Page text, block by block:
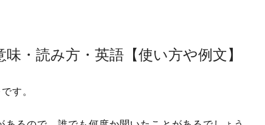
味・読み方・英語【使い方や例文】
す。